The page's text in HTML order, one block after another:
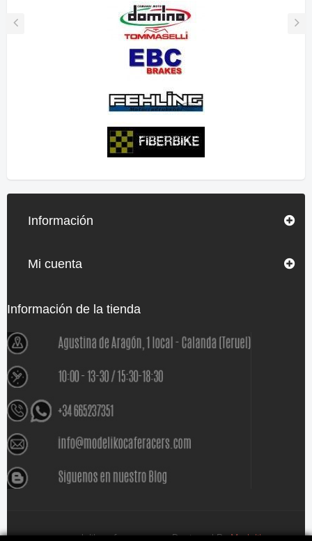
Información
Mi cuenta
Información de la tienda
www.modelikocaferacers.com Designed By Modeliko